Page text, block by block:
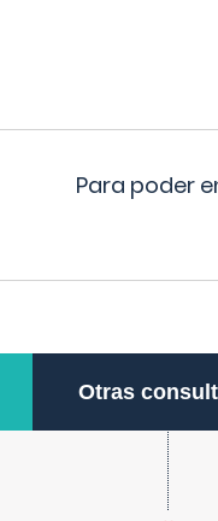
Para poder
Otras